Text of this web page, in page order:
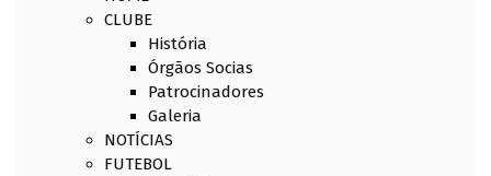
CLUBE
História
Órgãos Socias
Patrocinadores
Galeria
NOTÍCIAS
FUTEBOL